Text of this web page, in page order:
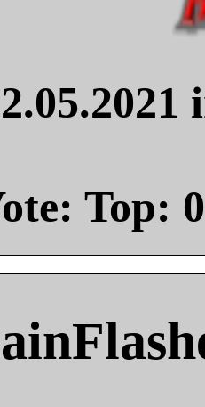
Top: 0